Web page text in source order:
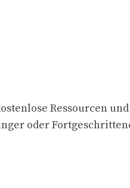
Ressourcen
oder